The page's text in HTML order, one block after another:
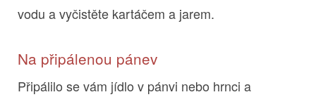
vodu a vyčistěte kartáčem a jarem.
Na připálenou pánev
Připálilo se vám jídlo v pánvi nebo hrnci a